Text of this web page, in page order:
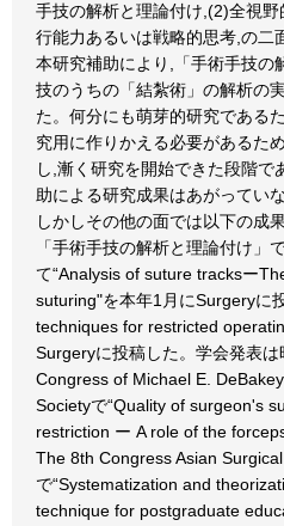
手技の解析と理論付け,(2)全視
行能力あるいは戦略的思考,の二
本研究補助により,「手術手技の
技のうちの「結紮術」の解析の
た。何分にも萌芽的研究である
究用に作りかえる必要があるた
し,漸く研究を開始できた段階で
助による研究成果はあがっていな
しかしその他の面では以下の成
「手術手技の解析と理論付け」
て“Analysis of suture tracksー
suturing"を本年1月にSurgeryに
techniques for restricted
Surgeryに投稿した。学会発表
Congress of Michael E.
Societyで“Quality of surgeon's
restriction ー A role of the
The 8th Congress Asian
で“Systematization and
technique for postgraduate